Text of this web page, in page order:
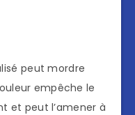
peut mordre
empêche le
et peut l’amener à